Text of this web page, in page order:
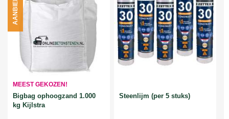
MEEST GEKOZEN!
Bigbag ophoogzand 1.000
kg Kijlstra
Steenlijm (per 5 stuks)